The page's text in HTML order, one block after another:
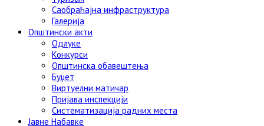
Саобраћајна инфраструктура
Галерија
Општински акти
Одлуке
Конкурси
Општинска обавештења
Буџет
Виртуелни матичар
Пријава инспекцији
Систематизација радних места
Јавне Набавке